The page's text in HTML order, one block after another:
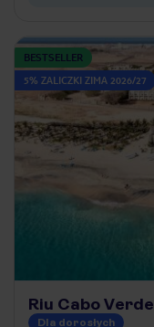
BESTSELLER
5% ZALICZKI ZIMA 2026/27
Riu Cabo Verde
Dla dorosłych